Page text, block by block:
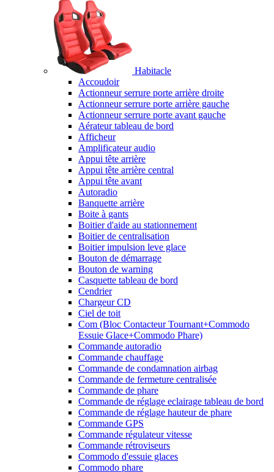
Habitacle
Accoudoir
Actionneur serrure porte arrière droite
Actionneur serrure porte arrière gauche
Actionneur serrure porte avant gauche
Aérateur tableau de bord
Afficheur
Amplificateur audio
Appui tête arrière
Appui tête arrière central
Appui tête avant
Autoradio
Banquette arrière
Boite à gants
Boitier d'aide au stationnement
Boitier de centralisation
Boitier impulsion leve glace
Bouton de démarrage
Bouton de warning
Casquette tableau de bord
Cendrier
Chargeur CD
Ciel de toit
Com (Bloc Contacteur Tournant+Commodo
Essuie Glace+Commodo Phare)
Commande autoradio
Commande chauffage
Commande de condamnation airbag
Commande de fermeture centralisée
Commande de phare
Commande de réglage eclairage tableau de bord
Commande de réglage hauteur de phare
Commande GPS
Commande régulateur vitesse
Commande rétroviseurs
Commodo d'essuie glaces
Commodo phare